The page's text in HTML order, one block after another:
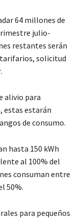
64 millones de
julio-
restantes serán
solicitud
alivio para
estarán
de consumo.
hasta 150 kWh
al 100% del
consuman entre
50%.
para pequeños